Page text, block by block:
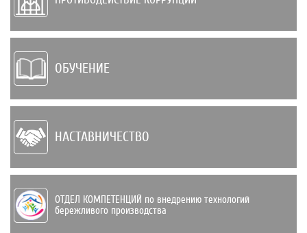
ОБУЧЕНИЕ
НАСТАВНИЧЕСТВО
ОТДЕЛ КОМПЕТЕНЦИЙ по внедрению техно­логий
бережливого производства